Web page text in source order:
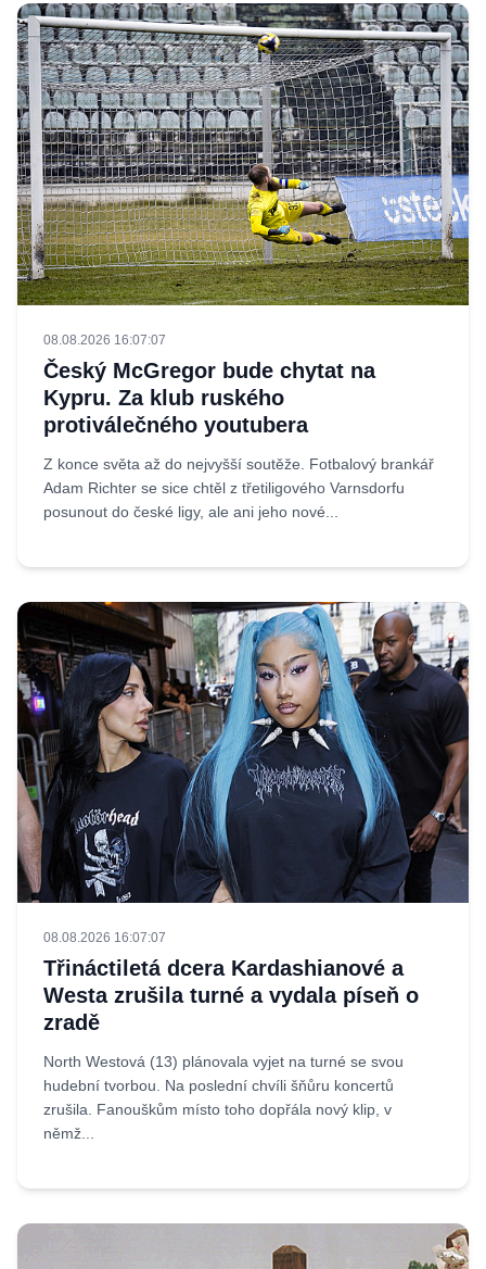
08.08.2026 16:07:07
Český McGregor bude chytat na
Kypru. Za klub ruského
protiválečného youtubera
Z konce světa až do nejvyšší soutěže. Fotbalový brankář
Adam Richter se sice chtěl z třetiligového Varnsdorfu
posunout do české ligy, ale ani jeho nové...
08.08.2026 16:07:07
Třináctiletá dcera Kardashianové a
Westa zrušila turné a vydala píseň o
zradě
North Westová (13) plánovala vyjet na turné se svou
hudební tvorbou. Na poslední chvíli šňůru koncertů
zrušila. Fanouškům místo toho dopřála nový klip, v
němž...